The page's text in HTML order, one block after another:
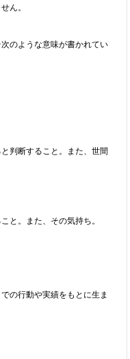
ん。
のような意味が書かれてい
判断すること。また、世間
と。また、その気持ち。
の行動や実績をもとに生ま